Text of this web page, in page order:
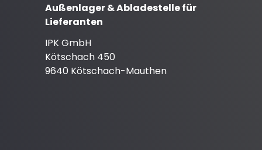
Außenlager & Abladestelle für
Lieferanten
IPK GmbH
Kötschach 450
9640 Kötschach-Mauthen